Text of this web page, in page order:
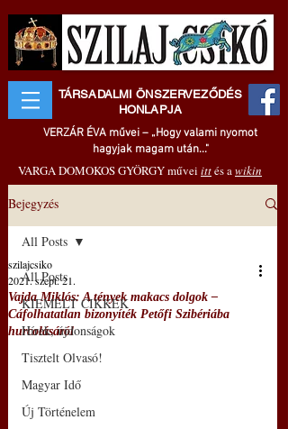
TÁRSADALMI ÖNSZERVEZŐDÉS
HONLAPJA
VERZÁR ÉVA művei – „Hogy valami nyomot
hagyjak magam után..."
VARGA DOMOKOS GYÖRGY művei ittés awikin
Bejegyzés
All Posts
KIEMELT CIKKEK
Hírek, újdonságok
Tisztelt Olvasó!
Magyar Idő
Új Történelem
All Posts
Vajda Miklós: A tények makacs dolgok –
Cáfolhatatlan bizonyíték Petőfi Szibériába
hurcolásáról
szilajcsiko
2021. szept. 21.